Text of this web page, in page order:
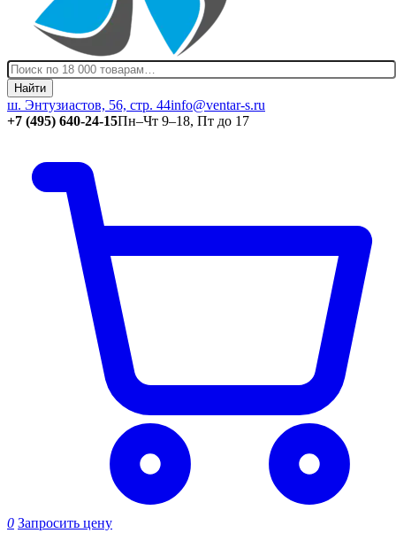
Найти
ш. Энтузиастов, 56, стр. 44info@ventar-s.ru
+7 (495) 640-24-15Пн–Чт 9–18, Пт до 17
0 Запросить цену